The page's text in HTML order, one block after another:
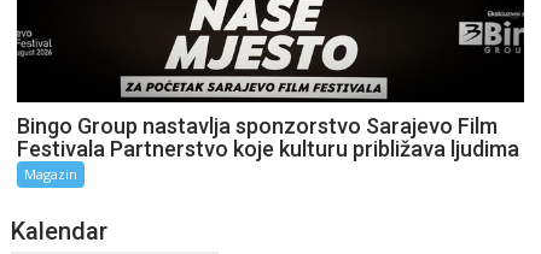
Bingo Group nastavlja sponzorstvo Sarajevo Film
Festivala Partnerstvo koje kulturu približava ljudima
Magazin
Kalendar